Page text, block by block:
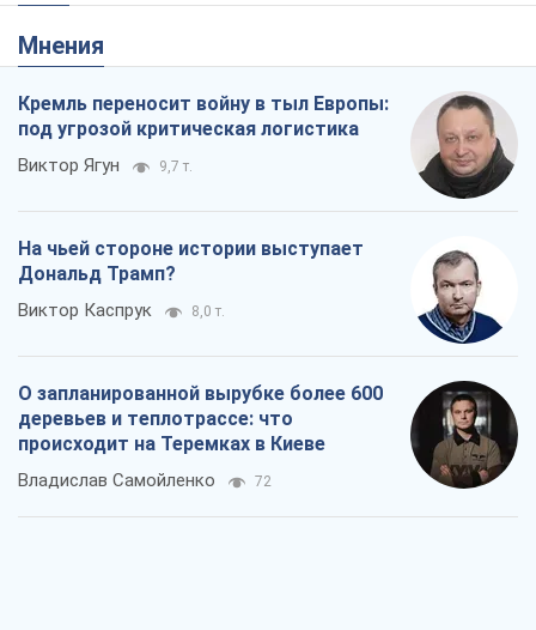
Мнения
Кремль переносит войну в тыл Европы:
под угрозой критическая логистика
Виктор Ягун 9,7 т.
На чьей стороне истории выступает
Дональд Трамп?
Виктор Каспрук 8,0 т.
О запланированной вырубке более 600
деревьев и теплотрассе: что
происходит на Теремках в Киеве
Владислав Самойленко 72